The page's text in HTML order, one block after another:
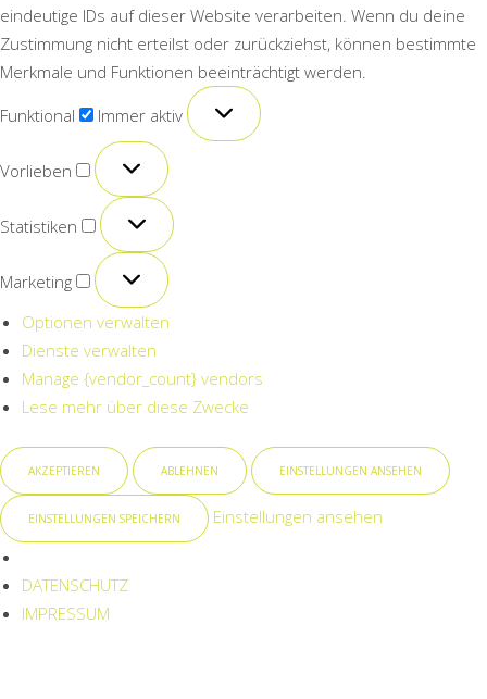
eindeutige IDs auf dieser Website verarbeiten. Wenn du deine
Zustimmung nicht erteilst oder zurückziehst, können bestimmte
Merkmale und Funktionen beeinträchtigt werden.
Funktional
Immer aktiv
Vorlieben
Vorlieben
Statistiken
Statistiken
Marketing
Marketing
Optionen verwalten
Dienste verwalten
Manage {vendor_count} vendors
Lese mehr über diese Zwecke
AKZEPTIEREN ABLEHNEN EINSTELLUNGEN ANSEHEN
EINSTELLUNGEN SPEICHERN Einstellungen ansehen
DATENSCHUTZ
IMPRESSUM